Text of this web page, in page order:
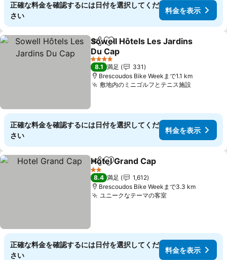
正確な料金を確認するには日付を選択してくだ
さい
料金を表示
シェアお気に入りに追加
Sowell Hôtels Les Jardins
Du Cap
4 ホテルのランク
8.1 満足
331
Brescoudos Bike Weekまで1.1 km
敷地内のミニゴルフとテニス施設
正確な料金を確認するには日付を選択してくだ
さい
料金を表示
シェアお気に入りに追加
Hotel Grand Cap
2 ホテルのランク
8.4 満足
1,612
Brescoudos Bike Weekまで3.3 km
ユニークなテーマの客室
正確な料金を確認するには日付を選択してくだ
さい
料金を表示